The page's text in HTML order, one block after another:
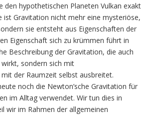
den hypothetischen Planeten Vulkan exakt
ist Gravitation nicht mehr eine mysteriöse,
sie entsteht aus Eigenschaften der
Eigenschaft sich zu krümmen führt in
Beschreibung der Gravitation, die auch
sondern sich mit
der Raumzeit selbst ausbreitet.
noch die Newton’sche Gravitation für
im Alltag verwendet. Wir tun dies in
wir im Rahmen der allgemeinen